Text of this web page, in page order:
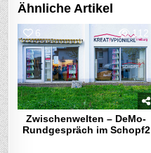
Ähnliche Artikel
6 112
Zwischenwelten – DeMo-
Rundgespräch im Schopf2